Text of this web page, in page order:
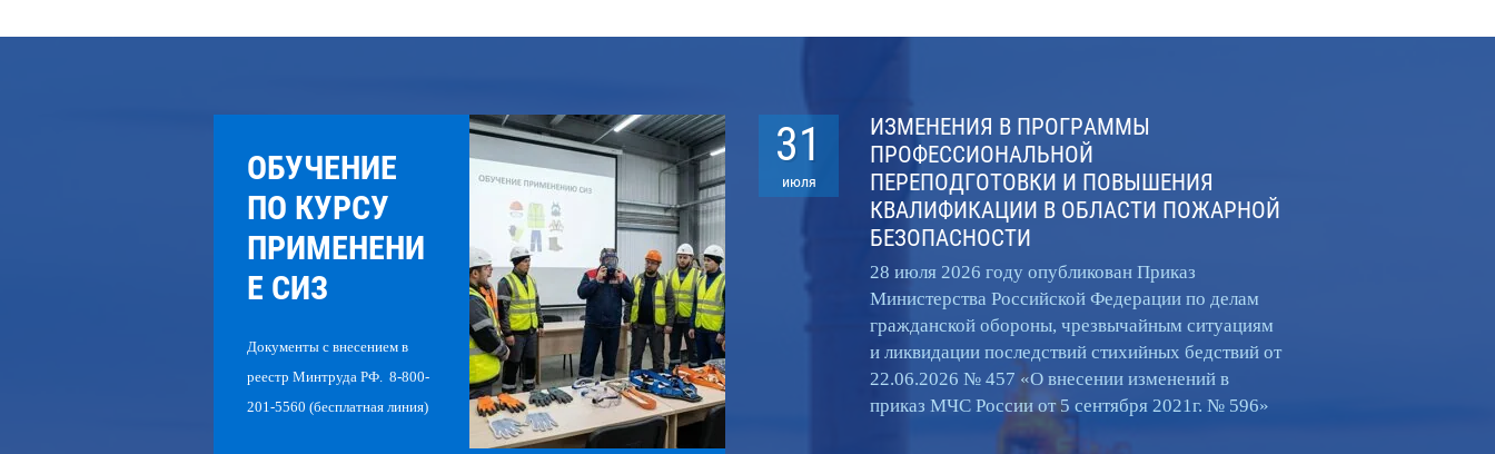
ОБУЧЕНИЕ
ПО КУРСУ
ПРИМЕНЕНИ
Е СИЗ
Документы с внесением в
реестр Минтруда РФ. 8-800-
201-5560 (бесплатная линия)
ОБУЧЕНИЕ
ПО КУРСУ
ОХРАНА
ТРУДА
Документы с внесением в
реестр Минтруда РФ. 8-800-
201-5560 (бесплатная линия)
ПО КУРСУ
ПОМОЩИ
31
июля
ИЗМЕНЕНИЯ В ПРОГРАММЫ
ПРОФЕССИОНАЛЬНОЙ
ПЕРЕПОДГОТОВКИ И ПОВЫШЕНИЯ
КВАЛИФИКАЦИИ В ОБЛАСТИ ПОЖАРНОЙ
БЕЗОПАСНОСТИ
28 июля 2026 году опубликован Приказ
Министерства Российской Федерации по делам
гражданской обороны, чрезвычайным ситуациям
и ликвидации последствий стихийных бедствий от
22.06.2026 № 457 «О внесении изменений в
приказ МЧС России от 5 сентября 2021г. № 596»